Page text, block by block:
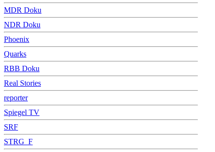
MDR Doku
NDR Doku
Phoenix
Quarks
RBB Doku
Real Stories
reporter
Spiegel TV
SRF
STRG_F